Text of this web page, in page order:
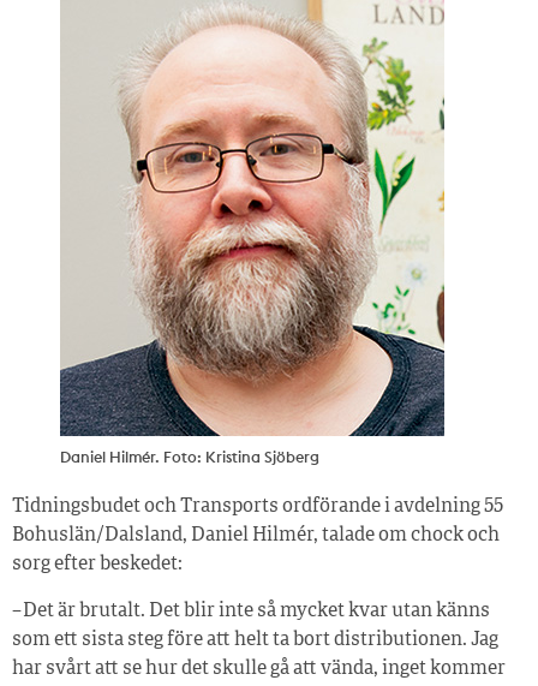
Daniel Hilmér. Foto: Kristina Sjöberg
Tidningsbudet och Transports ordförande i avdelning 55
Bohuslän/Dalsland, Daniel Hilmér, talade om chock och
sorg efter beskedet:
– Det är brutalt. Det blir inte så mycket kvar utan känns
som ett sista steg före att helt ta bort distributionen. Jag
har svårt att se hur det skulle gå att vända, inget kommer